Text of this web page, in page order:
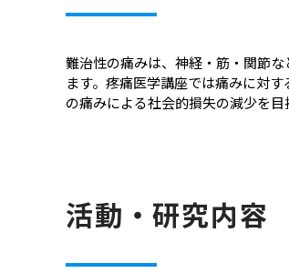
難治性の痛みは、神経・筋・関節
ます。疼痛医学講座では痛みに対
の痛みによる社会的損失の減少を目
活動・研究内容